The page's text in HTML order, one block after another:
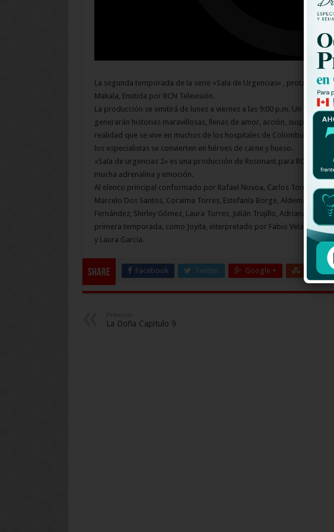
La segunda temporada de la serie «Sala de Urgencias» ,
Makala, Emitida por RCN Televisión.
La producción se emitirá de lunes a viernes a las 9:00 p.m. Un
generarán historias maravillosas, llenas de amor, acción, suspenso,
realidad que se vive en muchos de los hospitales de Colombia en
los especialistas se convierten en héroes de carne y hueso.
«Sala de urgencias 2» es una producción de Resonant para RCN y
mucha adrenalina y emoción.
Al elenco principal conformado por Rafael Novoa, Carlos Torres,
Marcelo Dos Santos, Coraima Torres, Estefanía Borge, Aldemar
Fernández, Shirley Gómez, Laura Torres, Julián Trujillo, Adriana Silva
primera temporada, como Joyita, interpretado por Fabio Velasco; y
y Laura García.
Share Facebook Twitter Google +
La Doña Capitulo 9